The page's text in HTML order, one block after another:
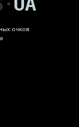
очков